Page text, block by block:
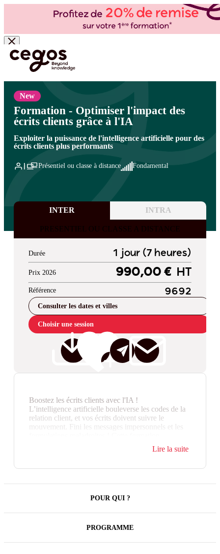
Skip to main content
Vous êtes ici : Accueil >Cegos, organisme de formation à Paris et en régions
Le digital et l'IA au service de la qualité et de l'expérience client
au service de la qualité et de l'expérience client
New
Formation - Optimiser l'impact des
écrits clients grâce à l'IA
Exploiter la puissance de l'intelligence artificielle pour des
écrits clients plus performants
Présentiel ou classe à distance Fondamental
INTER INTRA
PRESENTIEL OU CLASSE A DISTANCE
Durée 1 jour (7 heures)
Prix 2026 990,00 € HT
Référence 9692
Consulter les dates et villes
Choisir une session
Boostez les écrits clients avec l'IA !
L’intelligence artificielle bouleverse les codes de la
relation client, et vos écrits doivent suivre le
mouvement. Fini les messages impersonnels et les
immersive vous apprendra à transformer chaque
échange écrit en un levier puissant d’engagement,
Lire la suite
POUR QUI ?
PROGRAMME